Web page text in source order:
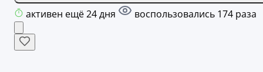
активен ещё 24 дня воспользовались 174 раза